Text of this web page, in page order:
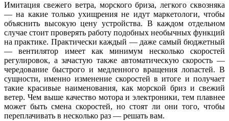
Имитация свежего ветра, морского бриза, легкого сквозняка
— на какие только ухищрения не идут маркетологи, чтобы
объяснить высокую цену устройства. В каждом отдельном
случае стоит проверять работу подобных необычных функций
на практике. Практически каждый — даже самый бюджетный
— вентилятор имеет как минимум несколько скоростей
регулировок, а зачастую также автоматическую скорость —
чередование быстрого и медленного вращения лопастей. В
сущности, именно изменение скоростей в итоге и получает
такие красивые наименования, как морской бриз и свежий
ветер. Чем выше качество мотора и электроники, тем плавнее
может быть смена скоростей, но стоят ли они того, чтобы
переплачивать в несколько раз — решать вам.